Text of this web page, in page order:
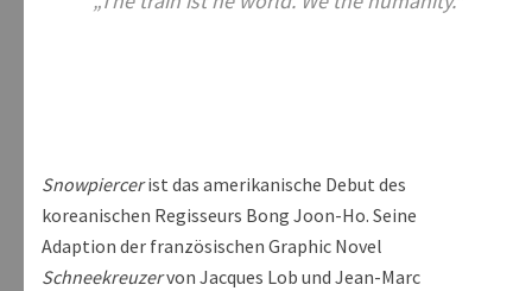
Snowpiercerist das amerikanische Debut des
koreanischen Regisseurs Bong Joon-Ho. Seine
Adaption der französischen Graphic Novel
Schneekreuzervon Jacques Lob und Jean-Marc